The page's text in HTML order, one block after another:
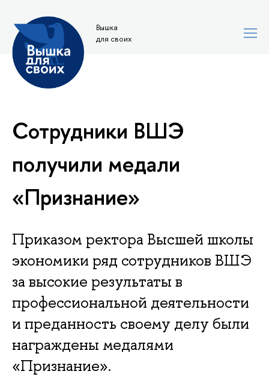
Вышка
для своих
Сотрудники ВШЭ
получили медали
«Признание»
Приказом ректора Высшей школы
экономики ряд сотрудников ВШЭ
за высокие результаты в
профессиональной деятельности
и преданность своему делу были
награждены медалями
«Признание».